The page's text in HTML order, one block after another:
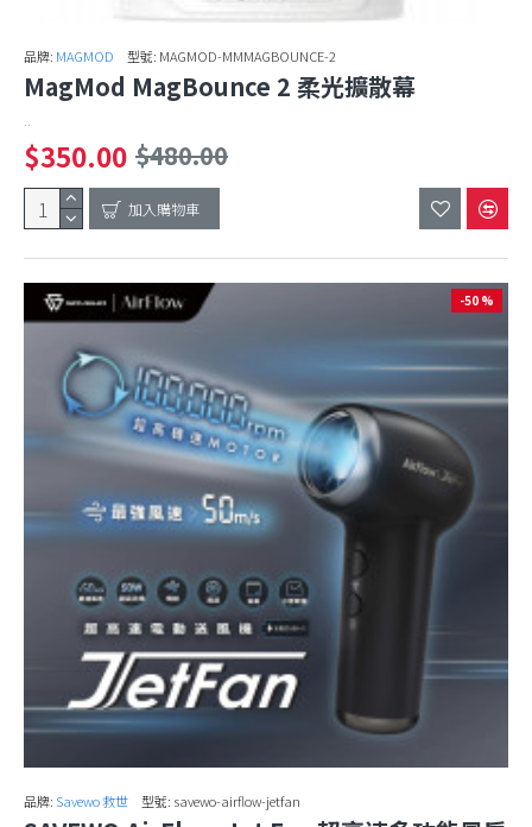
品牌: MAGMOD 型號: MAGMOD-MMMAGBOUNCE-2
MagMod MagBounce 2 柔光擴散幕
..
$350.00 $480.00
加入購物車
-50 %
品牌: Savewo 救世 型號: savewo-airflow-jetfan